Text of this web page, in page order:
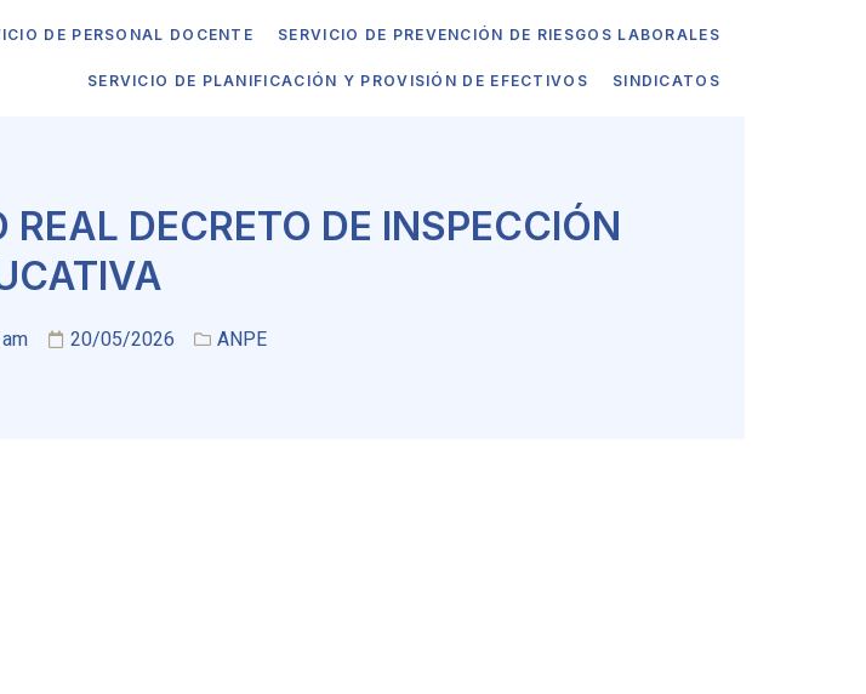
DE PERSONAL DOCENTE SERVICIO DE PREVENCIÓN DE RIESGOS LABORALES
SERVICIO DE PLANIFICACIÓN Y PROVISIÓN DE EFECTIVOS SINDICATOS
DECRETO DE INSPECCIÓN
20/05/2026 ANPE